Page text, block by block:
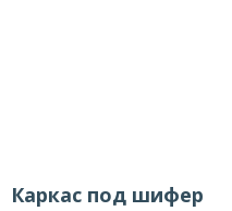
Каркас под шифер